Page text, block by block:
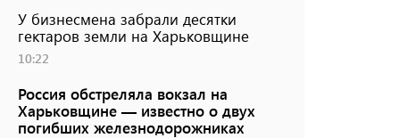
У бизнесмена забрали десятки
гектаров земли на Харьковщине
10:22
Россия обстреляла вокзал на
Харьковщине — известно о двух
погибших железнодорожниках